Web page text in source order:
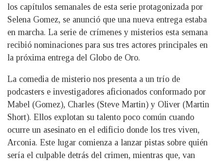
los capítulos semanales de esta serie protagonizada por
Selena Gomez, se anunció que una nueva entrega estaba
en marcha. La serie de crímenes y misterios esta semana
recibió nominaciones para sus tres actores principales en
la próxima entrega del Globo de Oro.
La comedia de misterio nos presenta a un trío de
podcasters e investigadores aficionados conformado por
Mabel (Gomez), Charles (Steve Martin) y Oliver (Martin
Short). Ellos explotan su talento poco común cuando
ocurre un asesinato en el edificio donde los tres viven,
Arconia. Este lugar comienza a lanzar pistas sobre quién
sería el culpable detrás del crimen, mientras que, van